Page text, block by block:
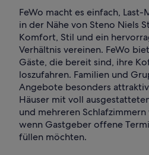
FeWo macht es einfach,
in der Nähe von Steno Niels
Komfort, Stil und ein
Verhältnis vereinen. FeWo
Gäste, die bereit sind, ihre
loszufahren. Familien und
Angebote besonders
Häuser mit voll
und mehreren
wenn Gastgeber offene
füllen möchten.